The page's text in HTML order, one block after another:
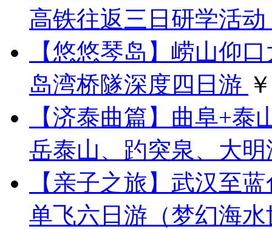
高铁往返三日研学活
【悠悠琴岛】崂山仰
岛湾桥隧深度四日游 ￥
【济泰曲篇】曲阜+
岳泰山、趵突泉、大明
【亲子之旅】武汉至
单飞六日游（梦幻海